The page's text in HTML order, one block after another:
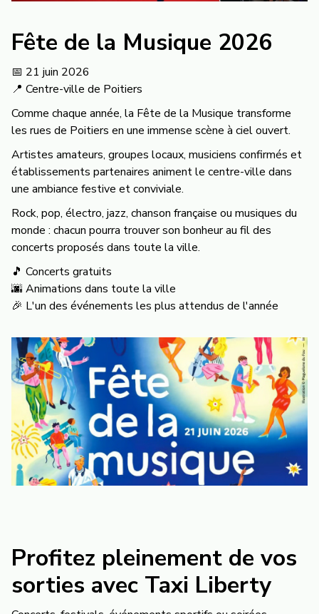
Fête de la Musique 2026
📅 21 juin 2026
📍 Centre-ville de Poitiers
Comme chaque année, la Fête de la Musique transforme
les rues de Poitiers en une immense scène à ciel ouvert.
Artistes amateurs, groupes locaux, musiciens confirmés et
établissements partenaires animent le centre-ville dans
une ambiance festive et conviviale.
Rock, pop, électro, jazz, chanson française ou musiques du
monde : chacun pourra trouver son bonheur au fil des
concerts proposés dans toute la ville.
🎵 Concerts gratuits
🌆 Animations dans toute la ville
🎉 L'un des événements les plus attendus de l'année
Profitez pleinement de vos
sorties avec Taxi Liberty